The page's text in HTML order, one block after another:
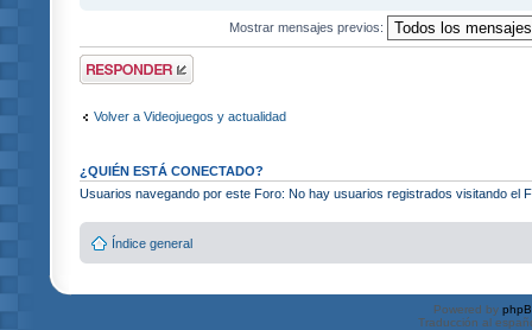
Mostrar mensajes previos:
Publicar una
respuesta
Volver a Videojuegos y actualidad
¿QUIÉN ESTÁ CONECTADO?
Usuarios navegando por este Foro: No hay usuarios registrados visitando el
Índice general
Powered by
Traducción al